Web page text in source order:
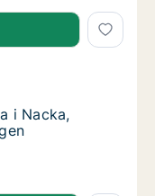
i Nacka, Saltsjö-
Saltsjö-Boo,
i Nacka, Saltsjö-
i Nacka,
i Nacka, Saltsjö-